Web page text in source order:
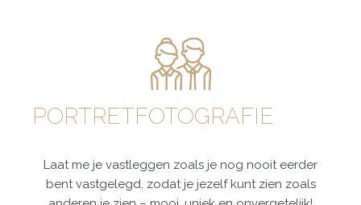
PORTRETFOTOGRAFIE
Laat me je vastleggen zoals je nog nooit eerder
bent vastgelegd, zodat je jezelf kunt zien zoals